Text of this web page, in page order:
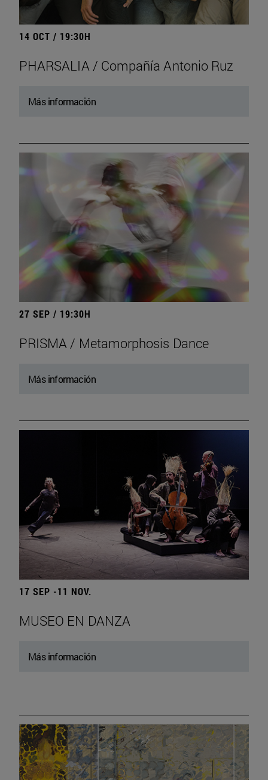
14 OCT / 19:30H
PHARSALIA / Compañía Antonio Ruz
Más información
27 SEP / 19:30H
PRISMA / Metamorphosis Dance
Más información
17 SEP -11 NOV.
MUSEO EN DANZA
Más información